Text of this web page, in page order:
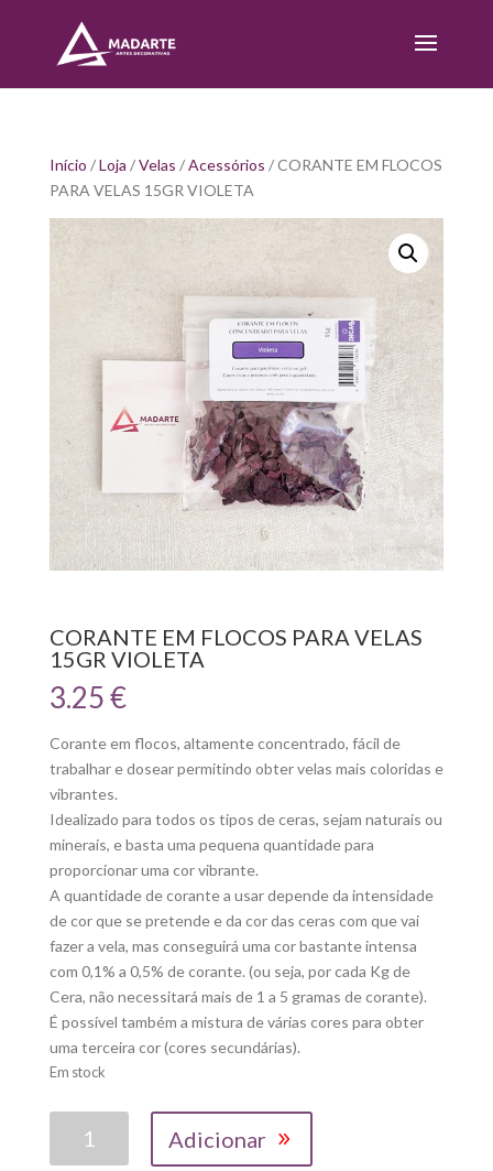
Início /Loja /Velas /Acessórios / CORANTE EM FLOCOS
PARA VELAS 15GR VIOLETA
CORANTE EM FLOCOS PARA VELAS
15GR VIOLETA
3.25€
Corante em flocos, altamente concentrado, fácil de
trabalhar e dosear permitindo obter velas mais coloridas e
vibrantes.
Idealizado para todos os tipos de ceras, sejam naturais ou
minerais, e basta uma pequena quantidade para
proporcionar uma cor vibrante.
A quantidade de corante a usar depende da intensidade
de cor que se pretende e da cor das ceras com que vai
fazer a vela, mas conseguirá uma cor bastante intensa
com 0,1% a 0,5% de corante. (ou seja, por cada Kg de
Cera, não necessitará mais de 1 a 5 gramas de corante).
É possível também a mistura de várias cores para obter
uma terceira cor (cores secundárias).
Em stock
Adicionar